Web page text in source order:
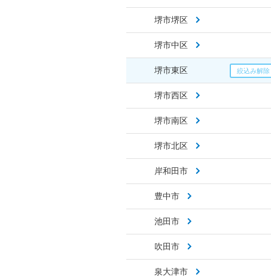
堺市堺区
堺市中区
堺市東区
堺市西区
堺市南区
堺市北区
岸和田市
豊中市
池田市
吹田市
泉大津市